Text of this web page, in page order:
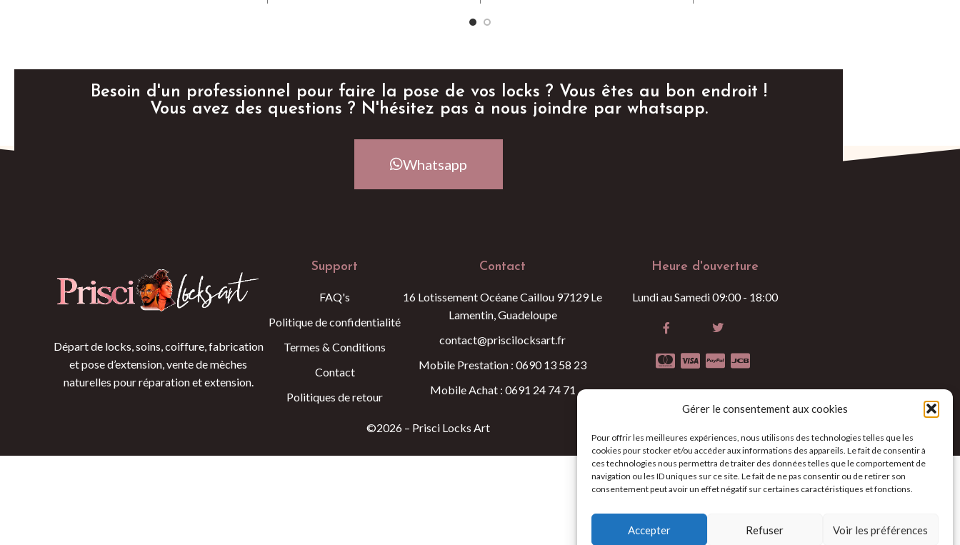
Gérer le consentement aux cookies
Pour offrir les meilleures expériences, nous utilisons des technologies telles que les
cookies pour stocker et/ou accéder aux informations des appareils. Le fait de consentir à
ces technologies nous permettra de traiter des données telles que le comportement de
navigation ou les ID uniques sur ce site. Le fait de ne pas consentir ou de retirer son
consentement peut avoir un effet négatif sur certaines caractéristiques et fonctions.
Accepter Refuser Voir les préférences
Besoin d'un professionnel pour faire la pose de vos locks ? Vous êtes au bon endroit !
Vous avez des questions ? N'hésitez pas à nous joindre par whatsapp.
Whatsapp
Départ de locks, soins, coiffure, fabrication
et pose d’extension, vente de mèches
naturelles pour réparation et extension.
Support
FAQ's
Politique de confidentialité
Termes & Conditions
Contact
Politiques de retour
Contact
16 Lotissement Océane Caillou 97129 Le
Lamentin, Guadeloupe
contact@priscilocksart.fr
Mobile Prestation : 0690 13 58 23
Mobile Achat : 0691 24 74 71
Heure d'ouverture
Lundi au Samedi 09:00 - 18:00
©2026 – Prisci Locks Art